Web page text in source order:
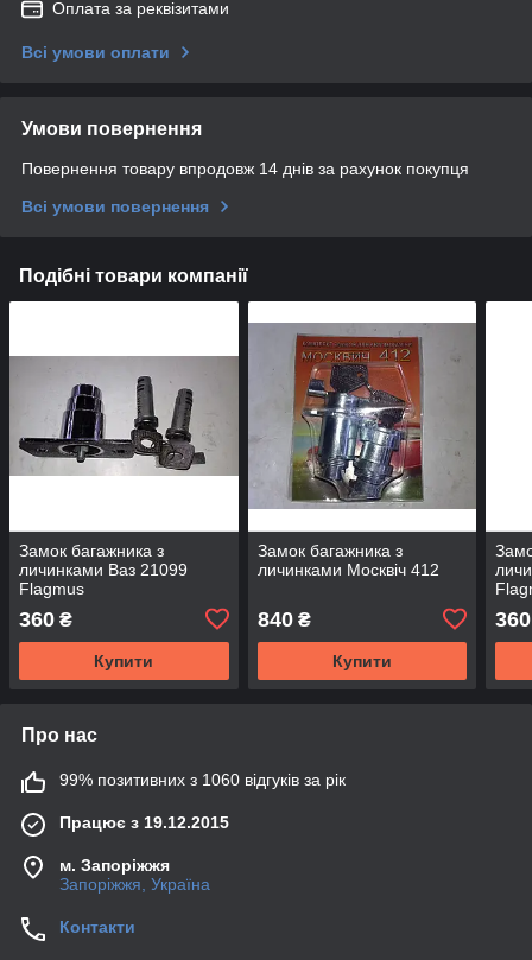
Оплата за реквізитами
Всі умови оплати
Умови повернення
Повернення товару впродовж 14 днів за рахунок покупця
Всі умови повернення
Подібні товари компанії
Замок багажника з
личинками Ваз 21099
Flagmus
360 ₴
Купити
Замок багажника з
личинками Москвіч 412
840₴
Купити
360
Про нас
99% позитивних з 1060 відгуків за рік
Працює з 19.12.2015
м. Запоріжжя
Запоріжжя, Україна
Контакти